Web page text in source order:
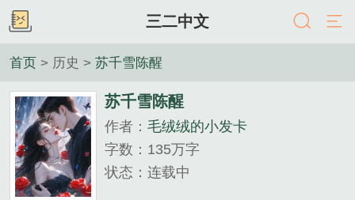
三二中文
首页 > 历史 > 苏千雪陈醒
苏千雪陈醒
作者： 毛绒绒的小发卡
字数：135万字
状态：连载中